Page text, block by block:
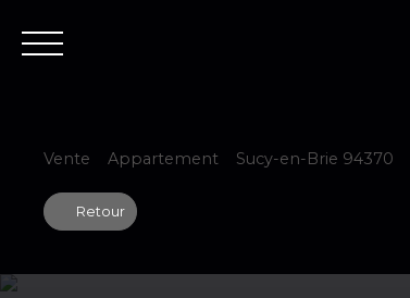
Estimer votre bien
Vente Appartement Sucy-en-Brie 94370
Retour